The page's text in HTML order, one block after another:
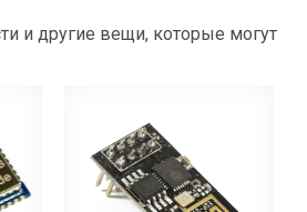
и другие вещи, которые могут